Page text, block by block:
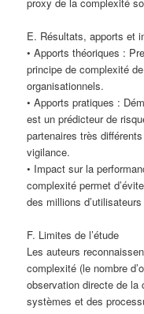
proxy de la complexité
E. Résultats, apports et
• Apports théoriques :
principe de complexité
organisationnels.
• Apports pratiques :
est un prédicteur de
partenaires très
vigilance.
• Impact sur la
complexité permet
des millions
F. Limites de l’étude
Les auteurs
complexité (le nombre
observation directe de la
systèmes et des